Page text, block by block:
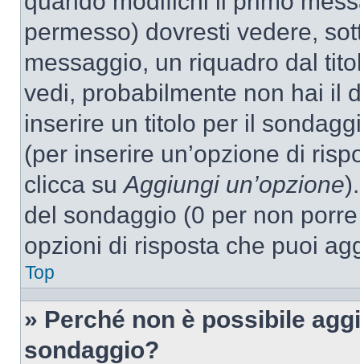
permesso) dovresti vedere,
messaggio, un riquadro dal
vedi, probabilmente non hai il
inserire un titolo per il
(per inserire un’opzione di
clicca suAggiungi un’opzione
del sondaggio (0 per non
opzioni di risposta che puoi
Top
» Perché non è possibile
sondaggio?